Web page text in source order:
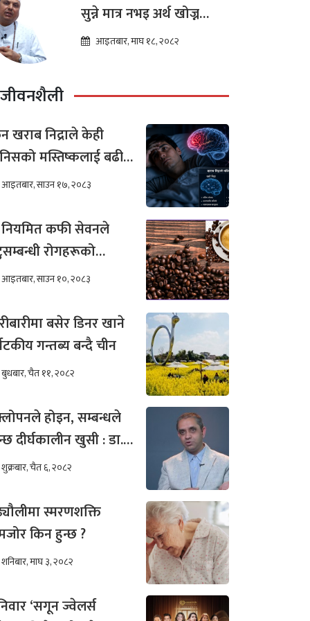
सुन्ने मात्र नभइ अर्थ खोज्न
थालेका छन : ज्योतिष तारा
आइतबार, माघ १८, २०८२
जीवनशैली
खराब निद्राले केही
मस्तिष्कलाई बढी
गर्छ ?
आइतबार, साउन १७, २०८३
कफी सेवनले
रोगहरूको
कम हुन्छ ?
आइतबार, साउन १०, २०८३
बसेर डिनर खाने
गन्तब्य बन्दै चीन
बुधबार, चैत ११, २०८२
होइन, सम्बन्धले
दीर्घकालीन खुसी : डा.
अख्तर
शुक्रबार, चैत ६, २०८२
स्मरणशक्ति
किन हुन्छ ?
शनिबार, माघ ३, २०८२
‘सगून ज्वेलर्स